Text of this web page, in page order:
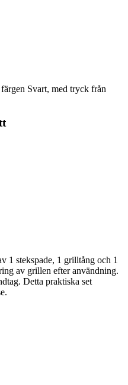
1 stekspade, 1 grilltång och 1
av grillen efter användning.
Detta praktiska set